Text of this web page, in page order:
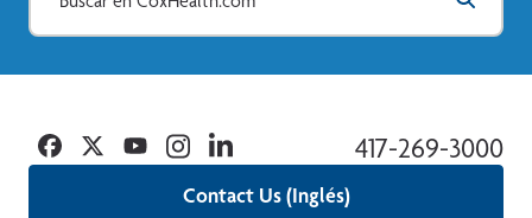
Contact Us (Inglés)
417-269-3000
Facebook
TwitterYouTubeInstagramLinkedin